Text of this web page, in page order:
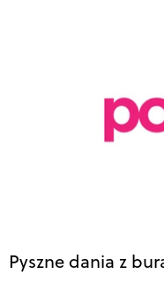
Pyszne dania z